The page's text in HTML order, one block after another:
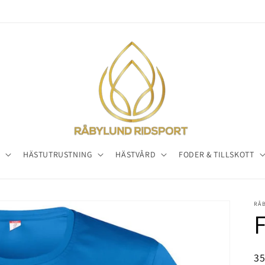
HÄSTUTRUSTNING HÄSTVÅRD FODER & TILLSKOTT